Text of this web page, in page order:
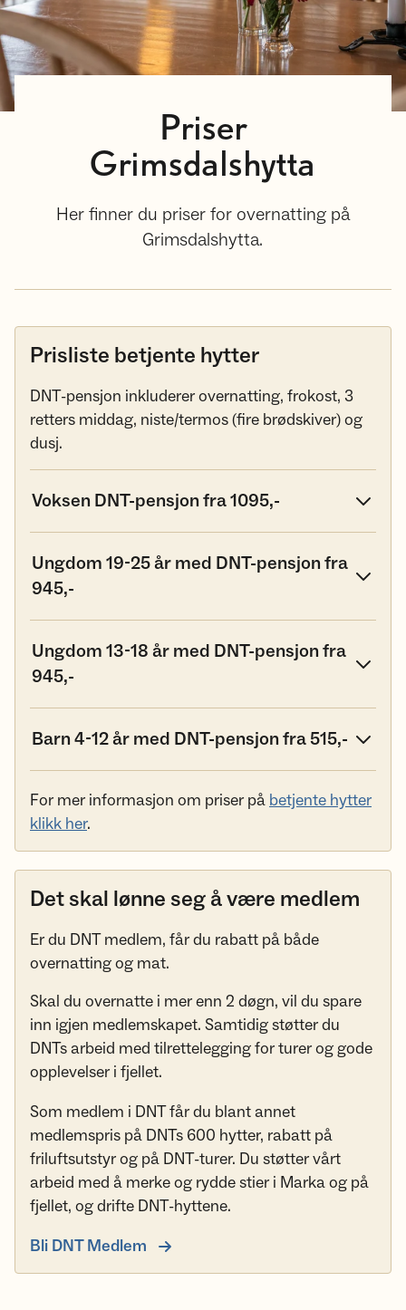
Priser
Grimsdalshytta
Her finner du priser for overnatting på
Grimsdalshytta.
Prisliste betjente hytter
DNT-pensjon inkluderer overnatting, frokost, 3
retters middag, niste/termos (fire brødskiver) og
dusj.
Voksen DNT-pensjon fra 1095,-
Ungdom 19-25 år med DNT-pensjon fra
945,-
Ungdom 13-18 år med DNT-pensjon fra
945,-
Barn 4-12 år med DNT-pensjon fra 515,-
For mer informasjon om priser på betjente hytter
klikk her.
Det skal lønne seg å være medlem
Er du DNT medlem, får du rabatt på både
overnatting og mat.
Skal du overnatte i mer enn 2 døgn, vil du spare
inn igjen medlemskapet. Samtidig støtter du
DNTs arbeid med tilrettelegging for turer og gode
opplevelser i fjellet.
Som medlem i DNT får du blant annet
medlemspris på DNTs 600 hytter, rabatt på
friluftsutstyr og på DNT-turer. Du støtter vårt
arbeid med å merke og rydde stier i Marka og på
fjellet, og drifte DNT-hyttene.
Bli DNT Medlem